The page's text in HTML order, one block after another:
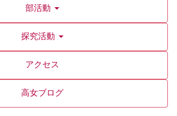
部活動
探究活動
アクセス
高女ブログ